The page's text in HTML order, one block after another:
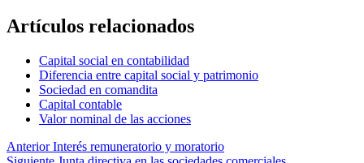
Artículos relacionados
Capital social en contabilidad
Diferencia entre capital social y patrimonio
Sociedad en comandita
Capital contable
Valor nominal de las acciones
Anterior Interés remuneratorio y moratorio